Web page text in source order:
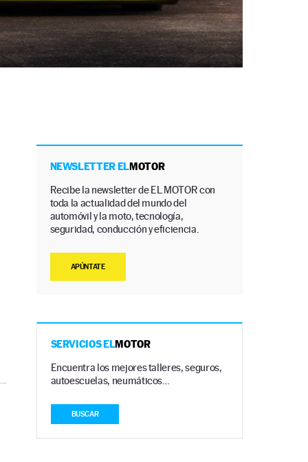
NEWSLETTER ELMOTOR
Recibe la newsletter de EL MOTOR con
toda la actualidad del mundo del
automóvil y la moto, tecnología,
seguridad, conducción y eficiencia.
APÚNTATE
SERVICIOS ELMOTOR
Encuentra los mejores talleres, seguros,
autoescuelas, neumáticos…
BUSCAR